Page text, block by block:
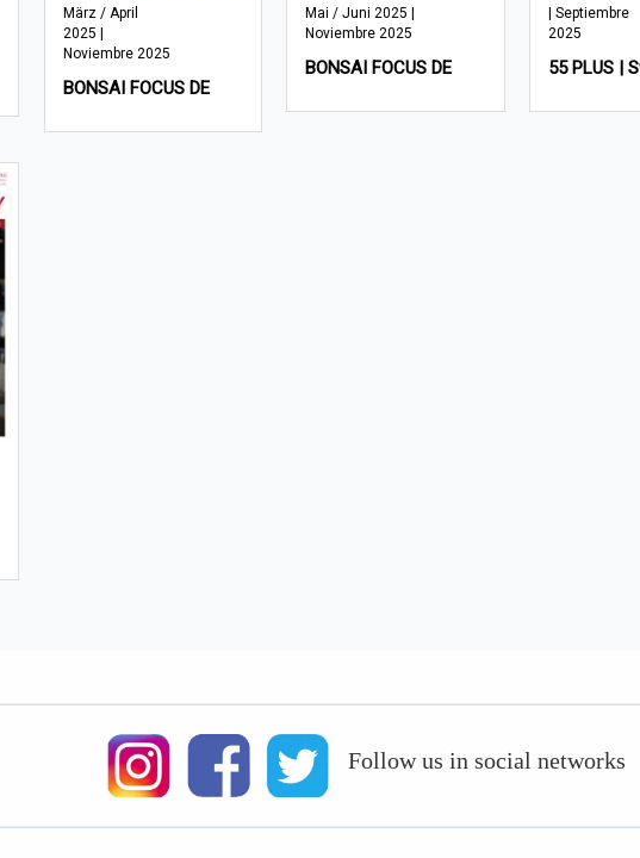
März / April
2025 |
Noviembre 2025
BONSAI FOCUS DE
Mai / Juni 2025 |
Noviembre 2025
BONSAI FOCUS DE
| Septiembre
2025
55 PLUS |
Follow us in social networks